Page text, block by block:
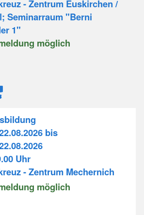
- Zentrum Euskirchen /
Seminarraum "Berni
1"
möglich
bis
Uhr
- Zentrum Mechernich
möglich